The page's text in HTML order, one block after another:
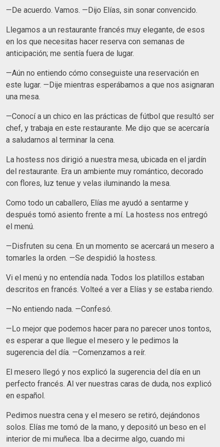
—De acuerdo. Vamos. —Dijo Elías, sin sonar convencido.
Llegamos a un restaurante francés muy elegante, de esos
en los que necesitas hacer reserva con semanas de
anticipación; me sentía fuera de lugar.
—Aún no entiendo cómo conseguiste una reservación en
este lugar. —Dije mientras esperábamos a que nos asignaran
una mesa.
—Conocí a un chico en las prácticas de fútbol que resultó ser
chef, y trabaja en este restaurante. Me dijo que se acercaría
a saludarnos al terminar la cena.
La hostess nos dirigió a nuestra mesa, ubicada en el jardín
del restaurante. Era un ambiente muy romántico, decorado
con flores, luz tenue y velas iluminando la mesa.
Como todo un caballero, Elías me ayudó a sentarme y
después tomó asiento frente a mí. La hostess nos entregó
el menú.
—Disfruten su cena. En un momento se acercará un mesero a
tomarles la orden. —Se despidió la hostess.
Vi el menú y no entendía nada. Todos los platillos estaban
descritos en francés. Volteé a ver a Elías y se estaba riendo.
—No entiendo nada. —Confesó.
—Lo mejor que podemos hacer para no parecer unos tontos,
es esperar a que llegue el mesero y le pedimos la
sugerencia del día. —Comenzamos a reír.
El mesero llegó y nos explicó la sugerencia del día en un
perfecto francés. Al ver nuestras caras de duda, nos explicó
en español.
Pedimos nuestra cena y el mesero se retiró, dejándonos
solos. Elías me tomó de la mano, y depositó un beso en el
interior de mi muñeca. Iba a decirme algo, cuando mi